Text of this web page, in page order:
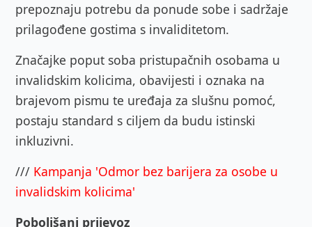
prepoznaju potrebu da ponude sobe i sadržaje
prilagođene gostima s invaliditetom.
Značajke poput soba pristupačnih osobama u
invalidskim kolicima, obavijesti i oznaka na
brajevom pismu te uređaja za slušnu pomoć,
postaju standard s ciljem da budu istinski
inkluzivni.
/// Kampanja 'Odmor bez barijera za osobe u
invalidskim kolicima'
Poboljšani prijevoz